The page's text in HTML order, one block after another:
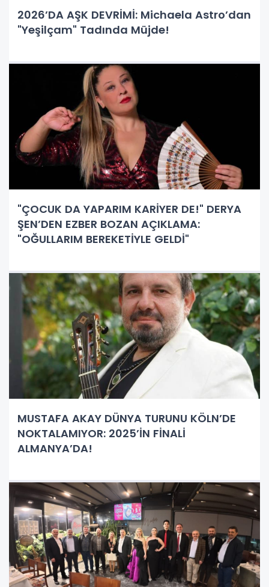
2026’DA AŞK DEVRİMİ: Michaela Astro’dan
"Yeşilçam" Tadında Müjde!
"ÇOCUK DA YAPARIM KARİYER DE!" DERYA
ŞEN’DEN EZBER BOZAN AÇIKLAMA:
"OĞULLARIM BEREKETİYLE GELDİ"
MUSTAFA AKAY DÜNYA TURUNU KÖLN’DE
NOKTALAMIYOR: 2025’İN FİNALİ
ALMANYA’DA!